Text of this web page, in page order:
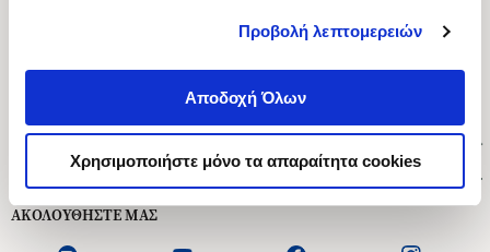
Προβολή λεπτομερειών
Αποδοχή Όλων
Χρησιμοποιήστε μόνο τα απαραίτητα cookies
Ασκληπιού 1-3, Αθήνα 106 79
Δευτέρα - Παρασκευή 09:00-21:00
Εξυπηρέτηση Πελατών
ΑΚΟΛΟΥΘΗΣΤΕ ΜΑΣ